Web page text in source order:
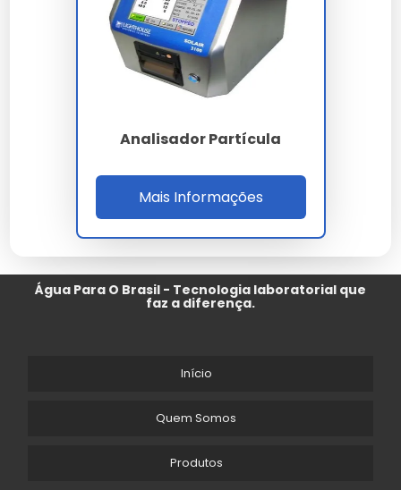
Analisador Partícula
Mais Informações
Água Para O Brasil - Tecnologia laboratorial que
faz a diferença.
Início
Quem Somos
Produtos